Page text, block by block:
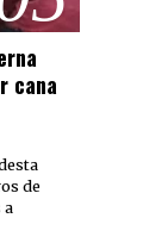
cana
de
a